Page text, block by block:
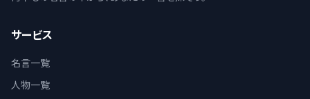
サービス
名言一覧
人物一覧